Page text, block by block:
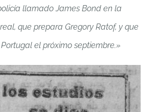
llamado James Bond en la
que prepara Gregory Ratof, y que
el próximo septiembre.»